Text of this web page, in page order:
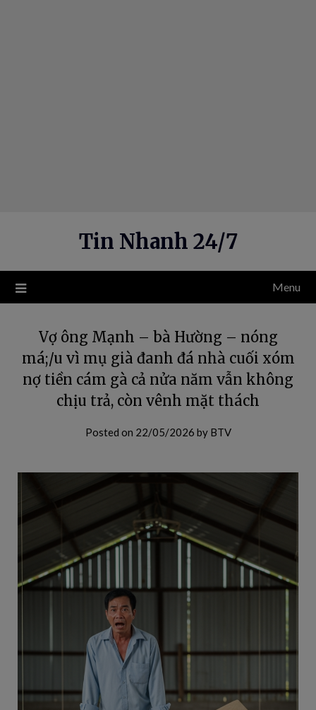
Tin Nhanh 24/7
Menu
Vợ ông Mạnh – bà Hường – nóng
má;/u vì mụ già đanh đá nhà cuối xóm
nợ tiền cám gà cả nửa năm vẫn không
chịu trả, còn vênh mặt thách
Posted on 22/05/2026 by BTV